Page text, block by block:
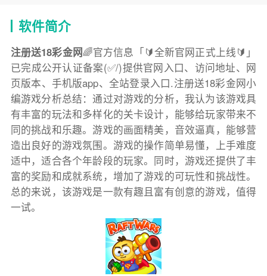
软件简介
注册送18彩金网🌈官方信息「🔰全新官网正式上线🔰」
已完成公开认证备案(✅/)提供官网入口、访问地址、网
页版本、手机版app、全站登录入口.注册送18彩金网小
编游戏分析总结：通过对游戏的分析，我认为该游戏具
有丰富的玩法和多样化的关卡设计，能够给玩家带来不
同的挑战和乐趣。游戏的画面精美，音效逼真，能够营
造出良好的游戏氛围。游戏的操作简单易懂，上手难度
适中，适合各个年龄段的玩家。同时，游戏还提供了丰
富的奖励和成就系统，增加了游戏的可玩性和挑战性。
总的来说，该游戏是一款有趣且富有创意的游戏，值得
一试。